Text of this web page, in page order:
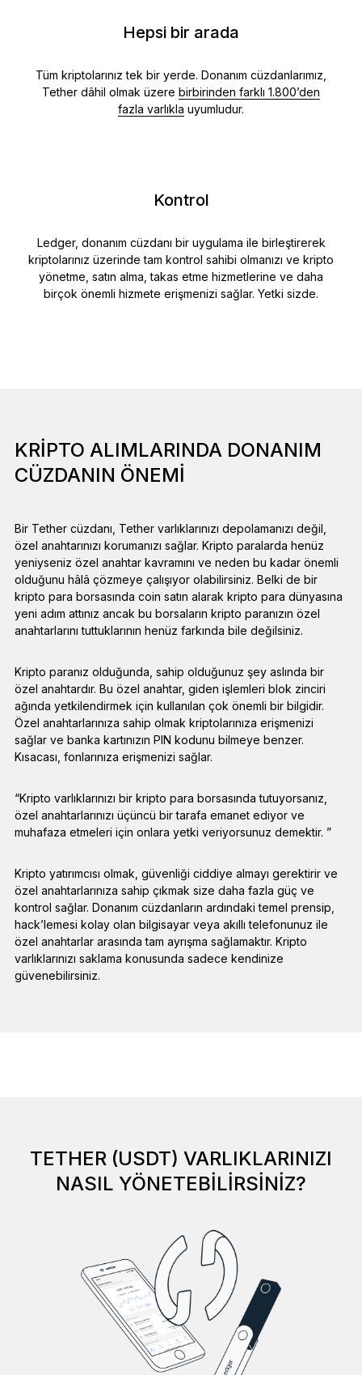
Hepsi bir arada
Tüm kriptolarınız tek bir yerde. Donanım cüzdanlarımız,
Tether dâhil olmak üzere birbirinden farklı 1.800’den
fazla varlıkla uyumludur.
Kontrol
Ledger, donanım cüzdanı bir uygulama ile birleştirerek
kriptolarınız üzerinde tam kontrol sahibi olmanızı ve kripto
yönetme, satın alma, takas etme hizmetlerine ve daha
birçok önemli hizmete erişmenizi sağlar. Yetki sizde.
KRIPTO ALIMLARINDA DONANIM
CÜZDANIN ÖNEMI
Bir Tether cüzdanı, Tether varlıklarınızı depolamanızı değil,
özel anahtarınızı korumanızı sağlar. Kripto paralarda henüz
yeniyseniz özel anahtar kavramını ve neden bu kadar önemli
olduğunu hâlâ çözmeye çalışıyor olabilirsiniz. Belki de bir
kripto para borsasında coin satın alarak kripto para dünyasına
yeni adım attınız ancak bu borsaların kripto paranızın özel
anahtarlarını tuttuklarının henüz farkında bile değilsiniz.
Kripto paranız olduğunda, sahip olduğunuz şey aslında bir
özel anahtardır. Bu özel anahtar, giden işlemleri blok zinciri
ağında yetkilendirmek için kullanılan çok önemli bir bilgidir.
Özel anahtarlarınıza sahip olmak kriptolarınıza erişmenizi
sağlar ve banka kartınızın PIN kodunu bilmeye benzer.
Kısacası, fonlarınıza erişmenizi sağlar.
“Kripto varlıklarınızı bir kripto para borsasında tutuyorsanız,
özel anahtarlarınızı üçüncü bir tarafa emanet ediyor ve
muhafaza etmeleri için onlara yetki veriyorsunuz demektir. ”
Kripto yatırımcısı olmak, güvenliği ciddiye almayı gerektirir ve
özel anahtarlarınıza sahip çıkmak size daha fazla güç ve
kontrol sağlar. Donanım cüzdanların ardındaki temel prensip,
hack’lemesi kolay olan bilgisayar veya akıllı telefonunuz ile
özel anahtarlar arasında tam ayrışma sağlamaktır. Kripto
varlıklarınızı saklama konusunda sadece kendinize
güvenebilirsiniz.
TETHER (USDT) VARLIKLARINIZI
NASIL YÖNETEBILIRSINIZ?